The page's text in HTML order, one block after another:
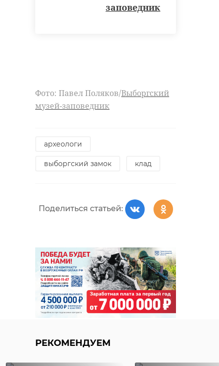
заповедник
Фото: Павел Поляков/Выборгский
музей-заповедник
археологи
выборгский замок клад
Поделиться статьей:
РЕКОМЕНДУЕМ
В Сосновом